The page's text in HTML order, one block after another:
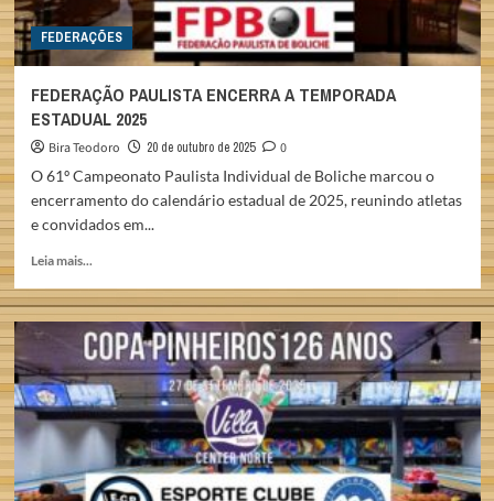
FEDERAÇÕES
FEDERAÇÃO PAULISTA ENCERRA A TEMPORADA
ESTADUAL 2025
Bira Teodoro 20 de outubro de 2025
0
O 61º Campeonato Paulista Individual de Boliche marcou o
encerramento do calendário estadual de 2025, reunindo atletas
e convidados em...
Leia mais...
about
FEDERAÇÃO
PAULISTA
ENCERRA
A
TEMPORADA
ESTADUAL
2025